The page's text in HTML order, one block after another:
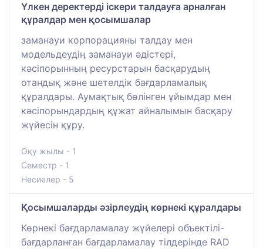
Үлкен деректерді іскери талдауға арналған
құралдар мен қосымшалар
заманауи корпорацияны талдау мен
модельдеудің заманауи әдістері,
кәсіпорынның ресурстарын басқарудың
отандық және шетелдік бағдарламалық
құралдары. Аумақтық бөлінген ұйымдар мен
кәсіпорындардың құжат айналымын басқару
жүйесін құру.
Оқу жылы - 1
Семестр - 1
Несиелер - 5
Қосымшаларды әзірлеудің көрнекі құралдары
Көрнекі бағдарламалау жүйелері объектілі-
бағдарланған бағдарламалау тілдерінде RAD